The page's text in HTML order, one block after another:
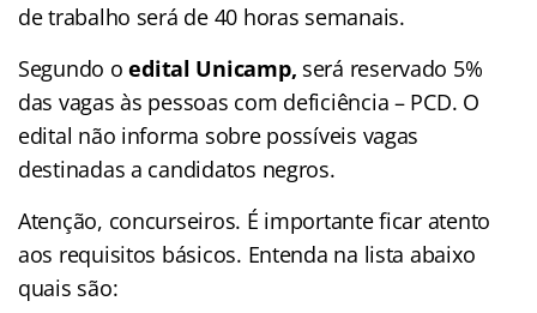
de trabalho será de 40 horas semanais.
Segundo oedital Unicamp, será reservado 5%
das vagas às pessoas com deficiência – PCD. O
edital não informa sobre possíveis vagas
destinadas a candidatos negros.
Atenção, concurseiros. É importante ficar atento
aos requisitos básicos. Entenda na lista abaixo
quais são: